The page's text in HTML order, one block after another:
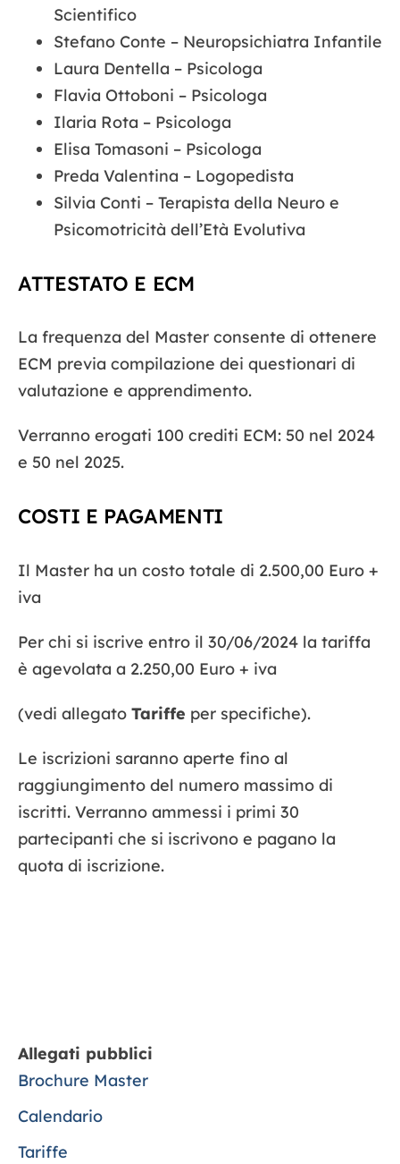
Scientifico
Stefano Conte – Neuropsichiatra Infantile
Laura Dentella – Psicologa
Flavia Ottoboni – Psicologa
Ilaria Rota – Psicologa
Elisa Tomasoni – Psicologa
Preda Valentina – Logopedista
Silvia Conti – Terapista della Neuro e
Psicomotricità dell’Età Evolutiva
ATTESTATO E ECM
La frequenza del Master consente di ottenere
ECM previa compilazione dei questionari di
valutazione e apprendimento.
Verranno erogati 100 crediti ECM: 50 nel 2024
e 50 nel 2025.
COSTI E PAGAMENTI
Il Master ha un costo totale di 2.500,00 Euro +
iva
Per chi si iscrive entro il 30/06/2024 la tariffa
è agevolata a 2.250,00 Euro + iva
(vedi allegato Tariffe per specifiche).
Le iscrizioni saranno aperte fino al
raggiungimento del numero massimo di
iscritti. Verranno ammessi i primi 30
partecipanti che si iscrivono e pagano la
quota di iscrizione.
Allegati pubblici
Brochure Master
Calendario
Tariffe